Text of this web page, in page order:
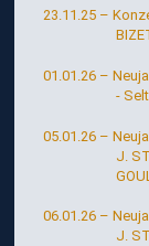
23.11.25 –
01.01.26 –
-
05.01.26 –
J.
06.01.26 –
J.